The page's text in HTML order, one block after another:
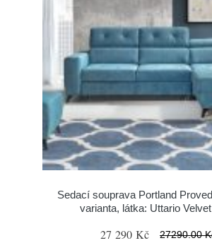
Sedací souprava Portland
varianta, látka: Uttario
27 290 Kč 27290.00